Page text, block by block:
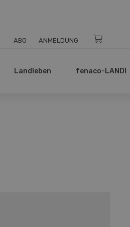
ABO ANMELDUNG
Landleben fenaco-LANDI